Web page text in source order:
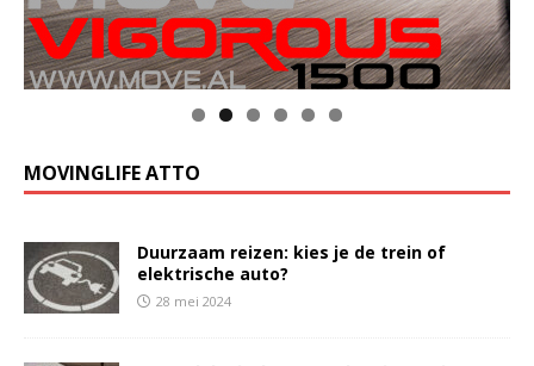
MOVINGLIFE ATTO
Duurzaam reizen: kies je de trein of
elektrische auto?
28 mei 2024